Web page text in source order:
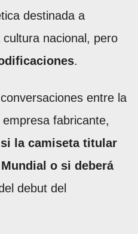
destinada a
nacional, pero
.
entre la
fabricante,
la camiseta titular
o si deberá
debut del